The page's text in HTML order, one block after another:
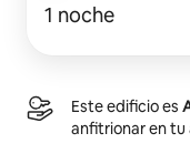
1 noche
Este edificio es
anfitrionar en